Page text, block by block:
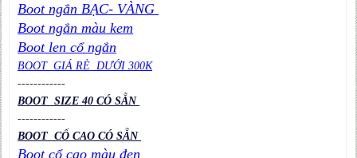
Boot ngắn BẠC- VÀNG
Boot ngắn màu kem
Boot len cổ ngắn
BOOT GIÁ RẺ DƯỚI 300K
------------
BOOT SIZE 40 CÓ SẴN
------------
BOOT CỔ CAO CÓ SẴN
Boot cổ cao màu đen